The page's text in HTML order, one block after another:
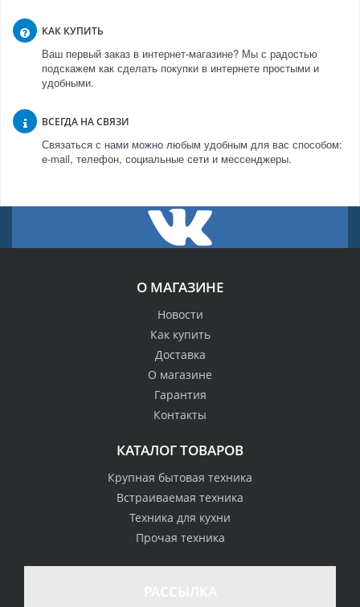
КАК КУПИТЬ
Ваш первый заказ в интернет-магазине? Мы с радостью
подскажем как сделать покупки в интернете простыми и
удобными.
ВСЕГДА НА СВЯЗИ
Связаться с нами можно любым удобным для вас способом:
e-mail, телефон, социальные сети и мессенджеры.
О МАГАЗИНЕ
Новости
Как купить
Доставка
О магазине
Гарантия
Контакты
КАТАЛОГ ТОВАРОВ
Крупная бытовая техника
Встраиваемая техника
Техника для кухни
Прочая техника